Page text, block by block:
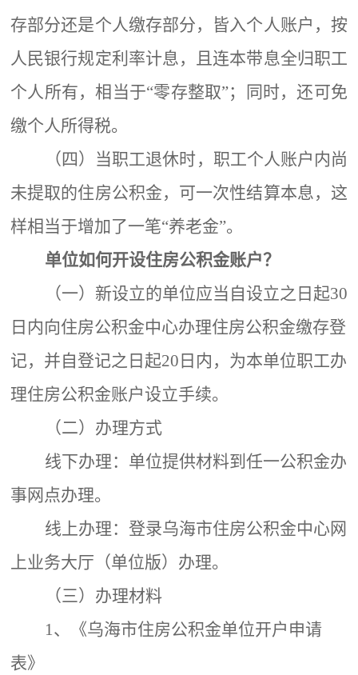
存部分还是个人缴存部分，皆入个人账户，按
人民银行规定利率计息，且连本带息全归职工
个人所有，相当于“零存整取”；同时，还可免
缴个人所得税。
（四） 当职工退休时，职工个人账户内尚
未提取的住房公积金，可一次性结算本息，这
样相当于增加了一笔“养老金”。
单位如何开设住房公积金账户？
（一）新设立的单位应当自设立之日起30
日内向住房公积金中心办理住房公积金缴存登
记，并自登记之日起20日内，为本单位职工办
理住房公积金账户设立手续。
（二）办理方式
线下办理：单位提供材料到任一公积金办
事网点办理。
线上办理：登录乌海市住房公积金中心网
上业务大厅（单位版）办理。
（三） 办理材料
1、
《乌海市住房公积金单位开户申请
表》